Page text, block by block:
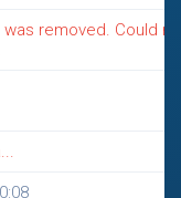
was removed. Could